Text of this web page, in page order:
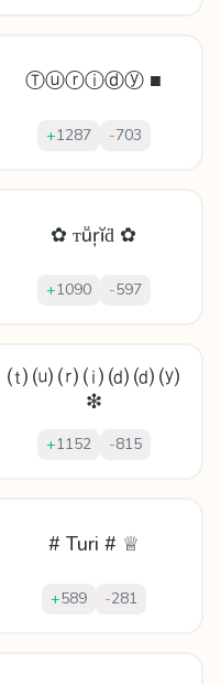
Ⓣⓤⓡⓘⓓⓨ ■
+1287 -703
✿ ᴛṻŗĭḋ ✿
+1090 -597
⒯ ⒰ ⒭ ⒤ ⒟ ⒟ ⒴
❇
+1152 -815
# Turi # ♕
+589 -281